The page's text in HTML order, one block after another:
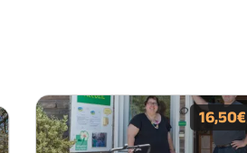
16,50€